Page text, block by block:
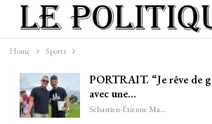
Home Sports
PORTRAIT. “Je rêve de
avec une…
Sébastien-Étienne Marechal